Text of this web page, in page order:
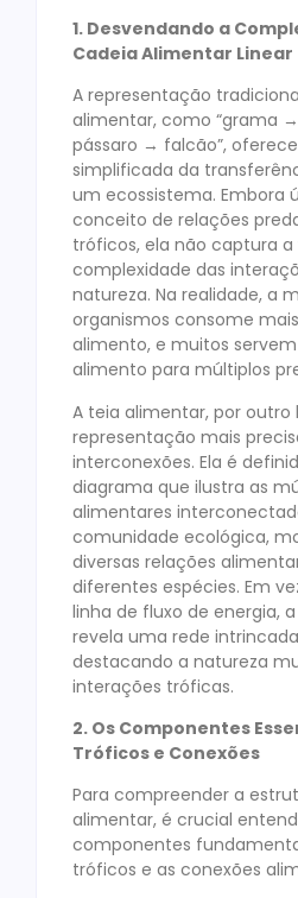
1. Desvendando a
Cadeia Alimentar Linear
A representação
alimentar, como “grama
pássaro → falcão”,
simplificada da
um ecossistema. Embora
conceito de relações
tróficos, ela não captura a
complexidade das
natureza. Na realidade, a
organismos consome
alimento, e muitos
alimento para múltiplos
A teia alimentar, por
representação mais
interconexões. Ela é
diagrama que ilustra as
alimentares
comunidade ecológica,
diversas relações
diferentes espécies. Em
linha de fluxo de energia,
revela uma rede
destacando a natureza
interações tróficas.
2. Os Componentes
Tróficos e Conexões
Para compreender a
alimentar, é crucial
componentes
tróficos e as conexões